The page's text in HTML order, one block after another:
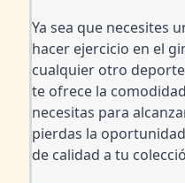
Ya sea que necesites
hacer ejercicio en el
cualquier otro
te ofrece la
necesitas para
pierdas la
de calidad a tu